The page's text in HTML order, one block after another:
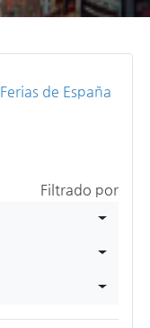
Ferias de España
Filtrado por